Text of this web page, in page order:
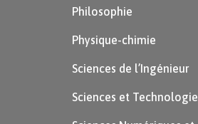
Philosophie
Physique-chimie
Sciences de l’Ingénieur
Sciences et Technologie